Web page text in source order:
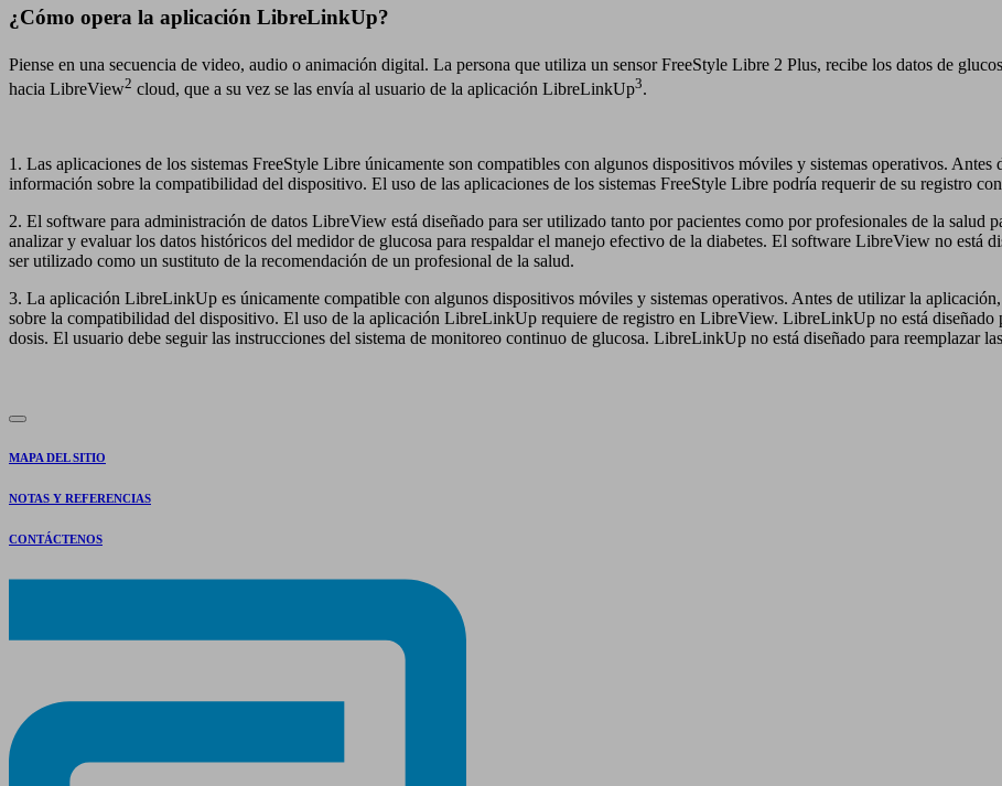
¿Cómo opera la aplicación LibreLinkUp?
Piense en una secuencia de video, audio o animación digital. La persona que utiliza un sensor FreeStyle Libre 2 Plus, recibe los datos de
hacia LibreView2 cloud, que a su vez se las envía al usuario de la aplicación LibreLinkUp3.
1. Las aplicaciones de los sistemas FreeStyle Libre únicamente son compatibles con algunos dispositivos móviles y sistemas operativos.
información sobre la compatibilidad del dispositivo. El uso de las aplicaciones de los sistemas FreeStyle Libre podría requerir de su registro
2. El software para administración de datos LibreView está diseñado para ser utilizado tanto por pacientes como por profesionales de la salud
analizar y evaluar los datos históricos del medidor de glucosa para respaldar el manejo efectivo de la diabetes. El software LibreView no está
ser utilizado como un sustituto de la recomendación de un profesional de la salud.
3. La aplicación LibreLinkUp es únicamente compatible con algunos dispositivos móviles y sistemas operativos. Antes de utilizar la
sobre la compatibilidad del dispositivo. El uso de la aplicación LibreLinkUp requiere de registro en LibreView. LibreLinkUp no está diseñado
dosis. El usuario debe seguir las instrucciones del sistema de monitoreo continuo de glucosa. LibreLinkUp no está diseñado para reemplazar
MAPA DEL SITIO
NOTAS Y REFERENCIAS
CONTÁCTENOS